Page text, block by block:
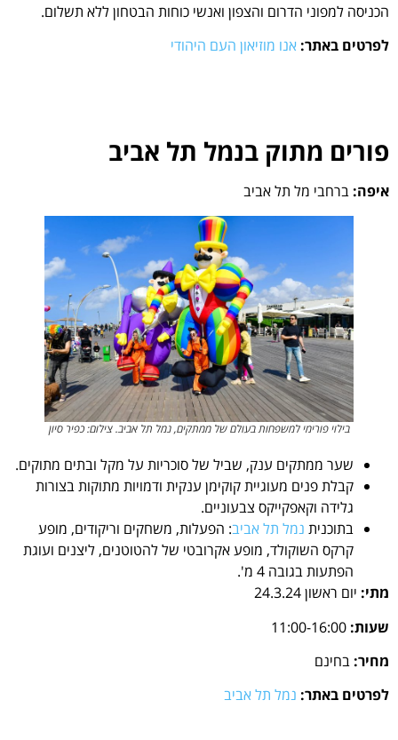
הכניסה למפוני הדרום והצפון ואנשי כוחות הבטחון ללא תשלום.
לפרטים באתר: אנו מוזיאון העם היהודי
פורים מתוק בנמל תל אביב
איפה: ברחבי מל תל אביב
בילוי פורימי למשפחות בעולם של ממתקים, נמל תל אביב. צילום: כפיר סיון
שער ממתקים ענק, שביל של סוכריות על מקל ובתים מתוקים.
קבלת פנים מעוגיית קוקימן ענקית ודמויות מתוקות בצורות
גלידה וקאפקייקס צבעוניים.
בתוכנית נמל תל אביב: הפעלות, משחקים וריקודים, מופע
קרקס השוקולד, מופע אקרובטי של להטוטנים, ליצנים ועוגת
הפתעות בגובה 4 מ'.
מתי: יום ראשון 24.3.24
שעות:
מחיר: בחינם
לפרטים באתר: נמל תל אביב